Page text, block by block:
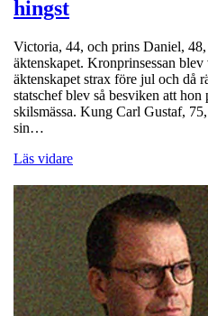
hingst
Victoria, 44, och prins Daniel,
äktenskapet. Kronprinsessan blev
äktenskapet strax före jul och då
statschef blev så besviken att hon
skilsmässa. Kung Carl Gustaf,
sin…
Läs vidare